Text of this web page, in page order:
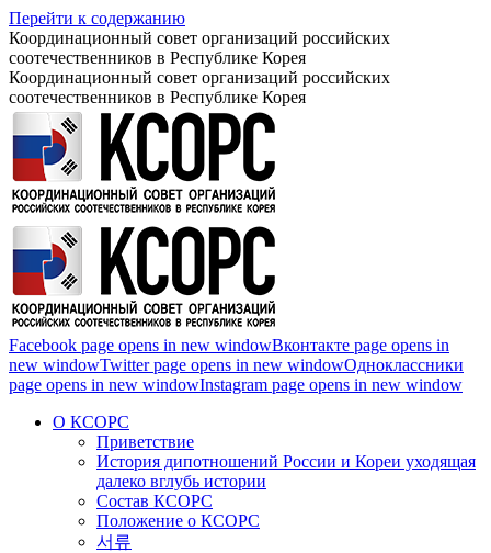
Перейти к содержанию
Координационный совет организаций российских
соотечественников в Республике Корея
Координационный совет организаций российских
соотечественников в Республике Корея
Facebook page opens in new windowВконтакте page opens in
new windowTwitter page opens in new windowОдноклассники
page opens in new windowInstagram page opens in new window
О КСОРС
Приветствие
История дипотношений России и Кореи уходящая
далеко вглубь истории
Состав КСОРС
Положение о КСОРС
서류